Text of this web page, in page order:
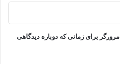
برای زمانی که دوباره دیدگاهی